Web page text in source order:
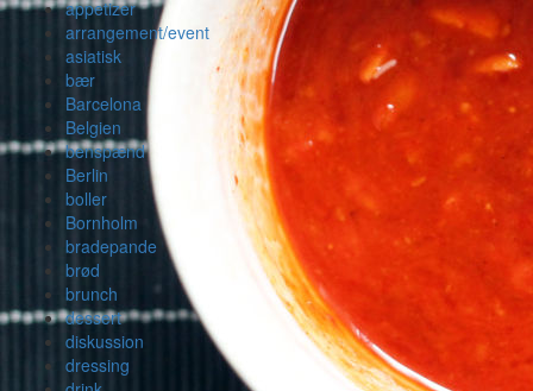
appetizer
arrangement/event
asiatisk
bær
Barcelona
Belgien
benspænd
Berlin
boller
Bornholm
bradepande
brød
brunch
dessert
diskussion
dressing